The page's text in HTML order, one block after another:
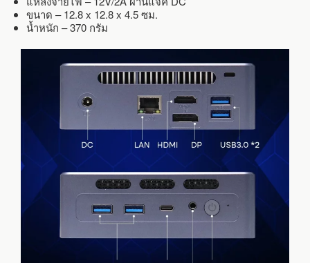
ขนาด – 12.8 x 12.8 x 4.5 ซม.
น้ำหนัก – 370 กรัม